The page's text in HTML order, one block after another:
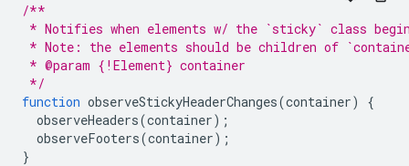
/**
* Notifies when elements w/ the `sticky` class
* Note: the elements should be children of
* @param {!Element} container
*/
function observeStickyHeaderChanges(container)
{
observeHeaders(container);
observeFooters(container);
}